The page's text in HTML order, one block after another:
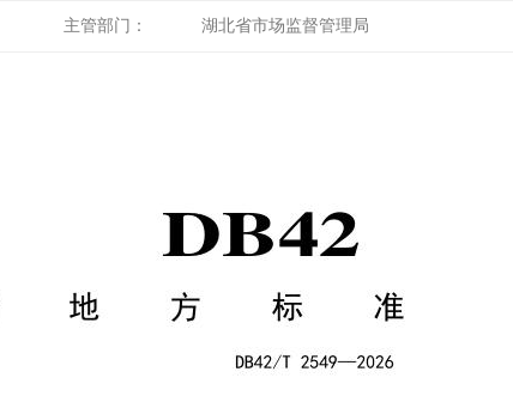
主管部门： 湖北省市场监督管理局